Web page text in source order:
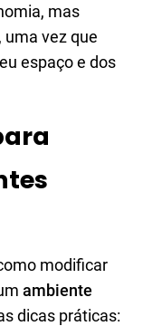
mas
vez que
espaço e dos
modificar
ambiente
dicas práticas: